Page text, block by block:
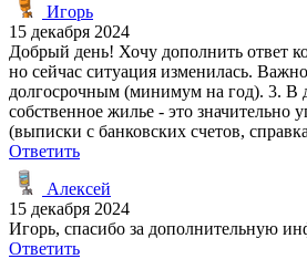
Игорь
15 декабря 2024
Добрый день! Хочу дополнить ответ
но сейчас ситуация изменилась.
долгосрочным (минимум на год). 3. В
собственное жилье - это
(выписки с банковских счетов,
Ответить
Алексей
15 декабря 2024
Игорь, спасибо за дополнительную
Ответить